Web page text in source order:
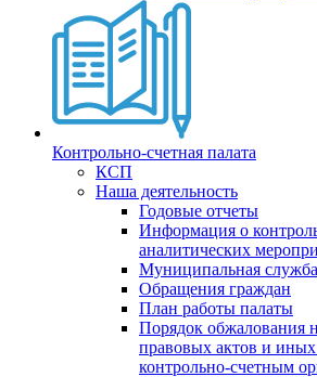
Контрольно-счетная палата
КСП
Наша деятельность
Годовые отчеты
Информация о
аналитических
Муниципальная служба
Обращения граждан
План работы палаты
Порядок обжалования
правовых актов и
контрольно-счетным